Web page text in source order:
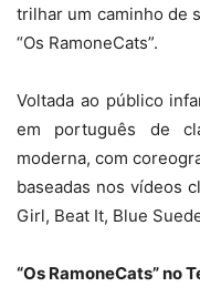
trilhar um caminho de
“Os RamoneCats”.
Voltada ao público
em português de
moderna, com
baseadas nos vídeos
Girl, Beat It, Blue
“Os RamoneCats” no